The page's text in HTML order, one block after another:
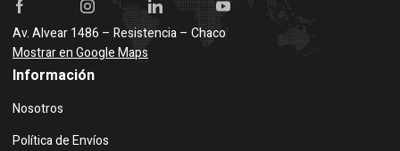
Av. Alvear 1486 – Resistencia – Chaco
Mostrar en Google Maps
Información
Nosotros
Política de Envíos